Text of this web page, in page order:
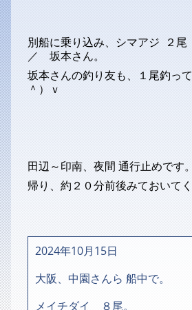
別船に乗り込み、シマアジ ２尾
／ 坂本さん。
坂本さんの釣り友も、１尾釣っ
＾）ｖ
田辺～印南、夜間 通行止めです。
帰り、約２０分前後みておいてく
2024年10月15日
大阪、中園さんら 船中で。
メイチダイ ８尾。